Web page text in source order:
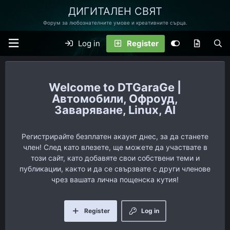
ДИГИТАЛЕН СВЯТ
Форум за любознателните умове и креативните сърца.
Log in Register
DTGaraGe |
Автомобили, Офроуд,
Заваряване, Linux, AI
Регистрирайте безплатен акаунт днес, за да станете
член! След като влезете, ще можете да участвате в
този сайт, като добавяте свои собствени теми и
публикации, както и да се свързвате с други членове
чрез вашата лична пощенска кутия!
Log in
Register